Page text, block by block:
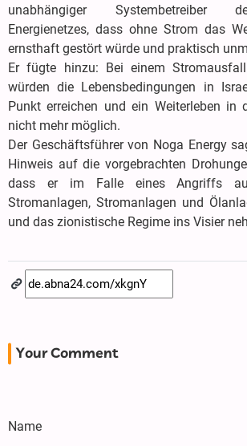
unabhängiger Systembetreiber
Energienetzes, dass ohne Strom das
ernsthaft gestört würde und praktisch
Er fügte hinzu: Bei einem
würden die Lebensbedingungen in
Punkt erreichen und ein Weiterleben in
nicht mehr möglich.
Der Geschäftsführer von Noga Energy
Hinweis auf die vorgebrachten
dass er im Falle eines Angriffs
Stromanlagen, Stromanlagen und
und das zionistische Regime ins Visier
Your Comment
Name